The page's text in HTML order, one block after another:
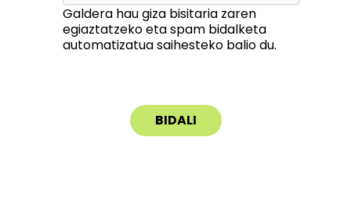
Galdera hau giza bisitaria zaren
egiaztatzeko eta spam bidalketa
automatizatua saihesteko balio du.